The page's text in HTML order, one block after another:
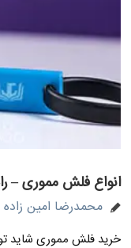
انواع فلش مموری –
محمدرضا امین زاده
خرید فلش مموری شاید